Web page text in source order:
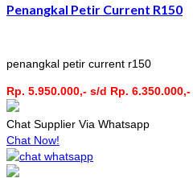
Penangkal Petir Current R150
penangkal petir current r150
Rp. 5.950.000,- s/d Rp. 6.350.000,-
Chat Supplier Via Whatsapp
Chat Now!